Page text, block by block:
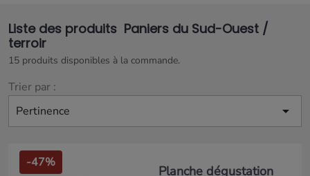
Liste des produits Paniers du Sud-Ouest /
terroir
15 produits disponibles à la commande.
Trier par :
Pertinence

Planche dégustation
-47%